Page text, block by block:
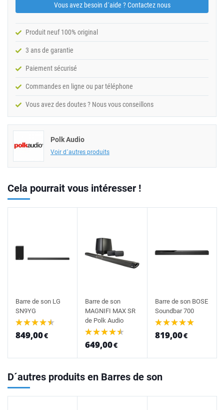
Vous avez besoin d´aide ? Contactez nous
Produit neuf 100% original
3 ans de garantie
Paiement sécurisé
Commandes en ligne ou par téléphone
Vous avez des doutes ? Nous vous conseillons
Polk Audio
Voir d´autres produits
Cela pourrait vous intéresser !
Barre de son LG
SN9YG
849,00€
Barre de son
MAGNIFI MAX SR
de Polk Audio
649,00€
Barre de son BOSE
Soundbar 700
819,00€
D´autres produits en Barres de son